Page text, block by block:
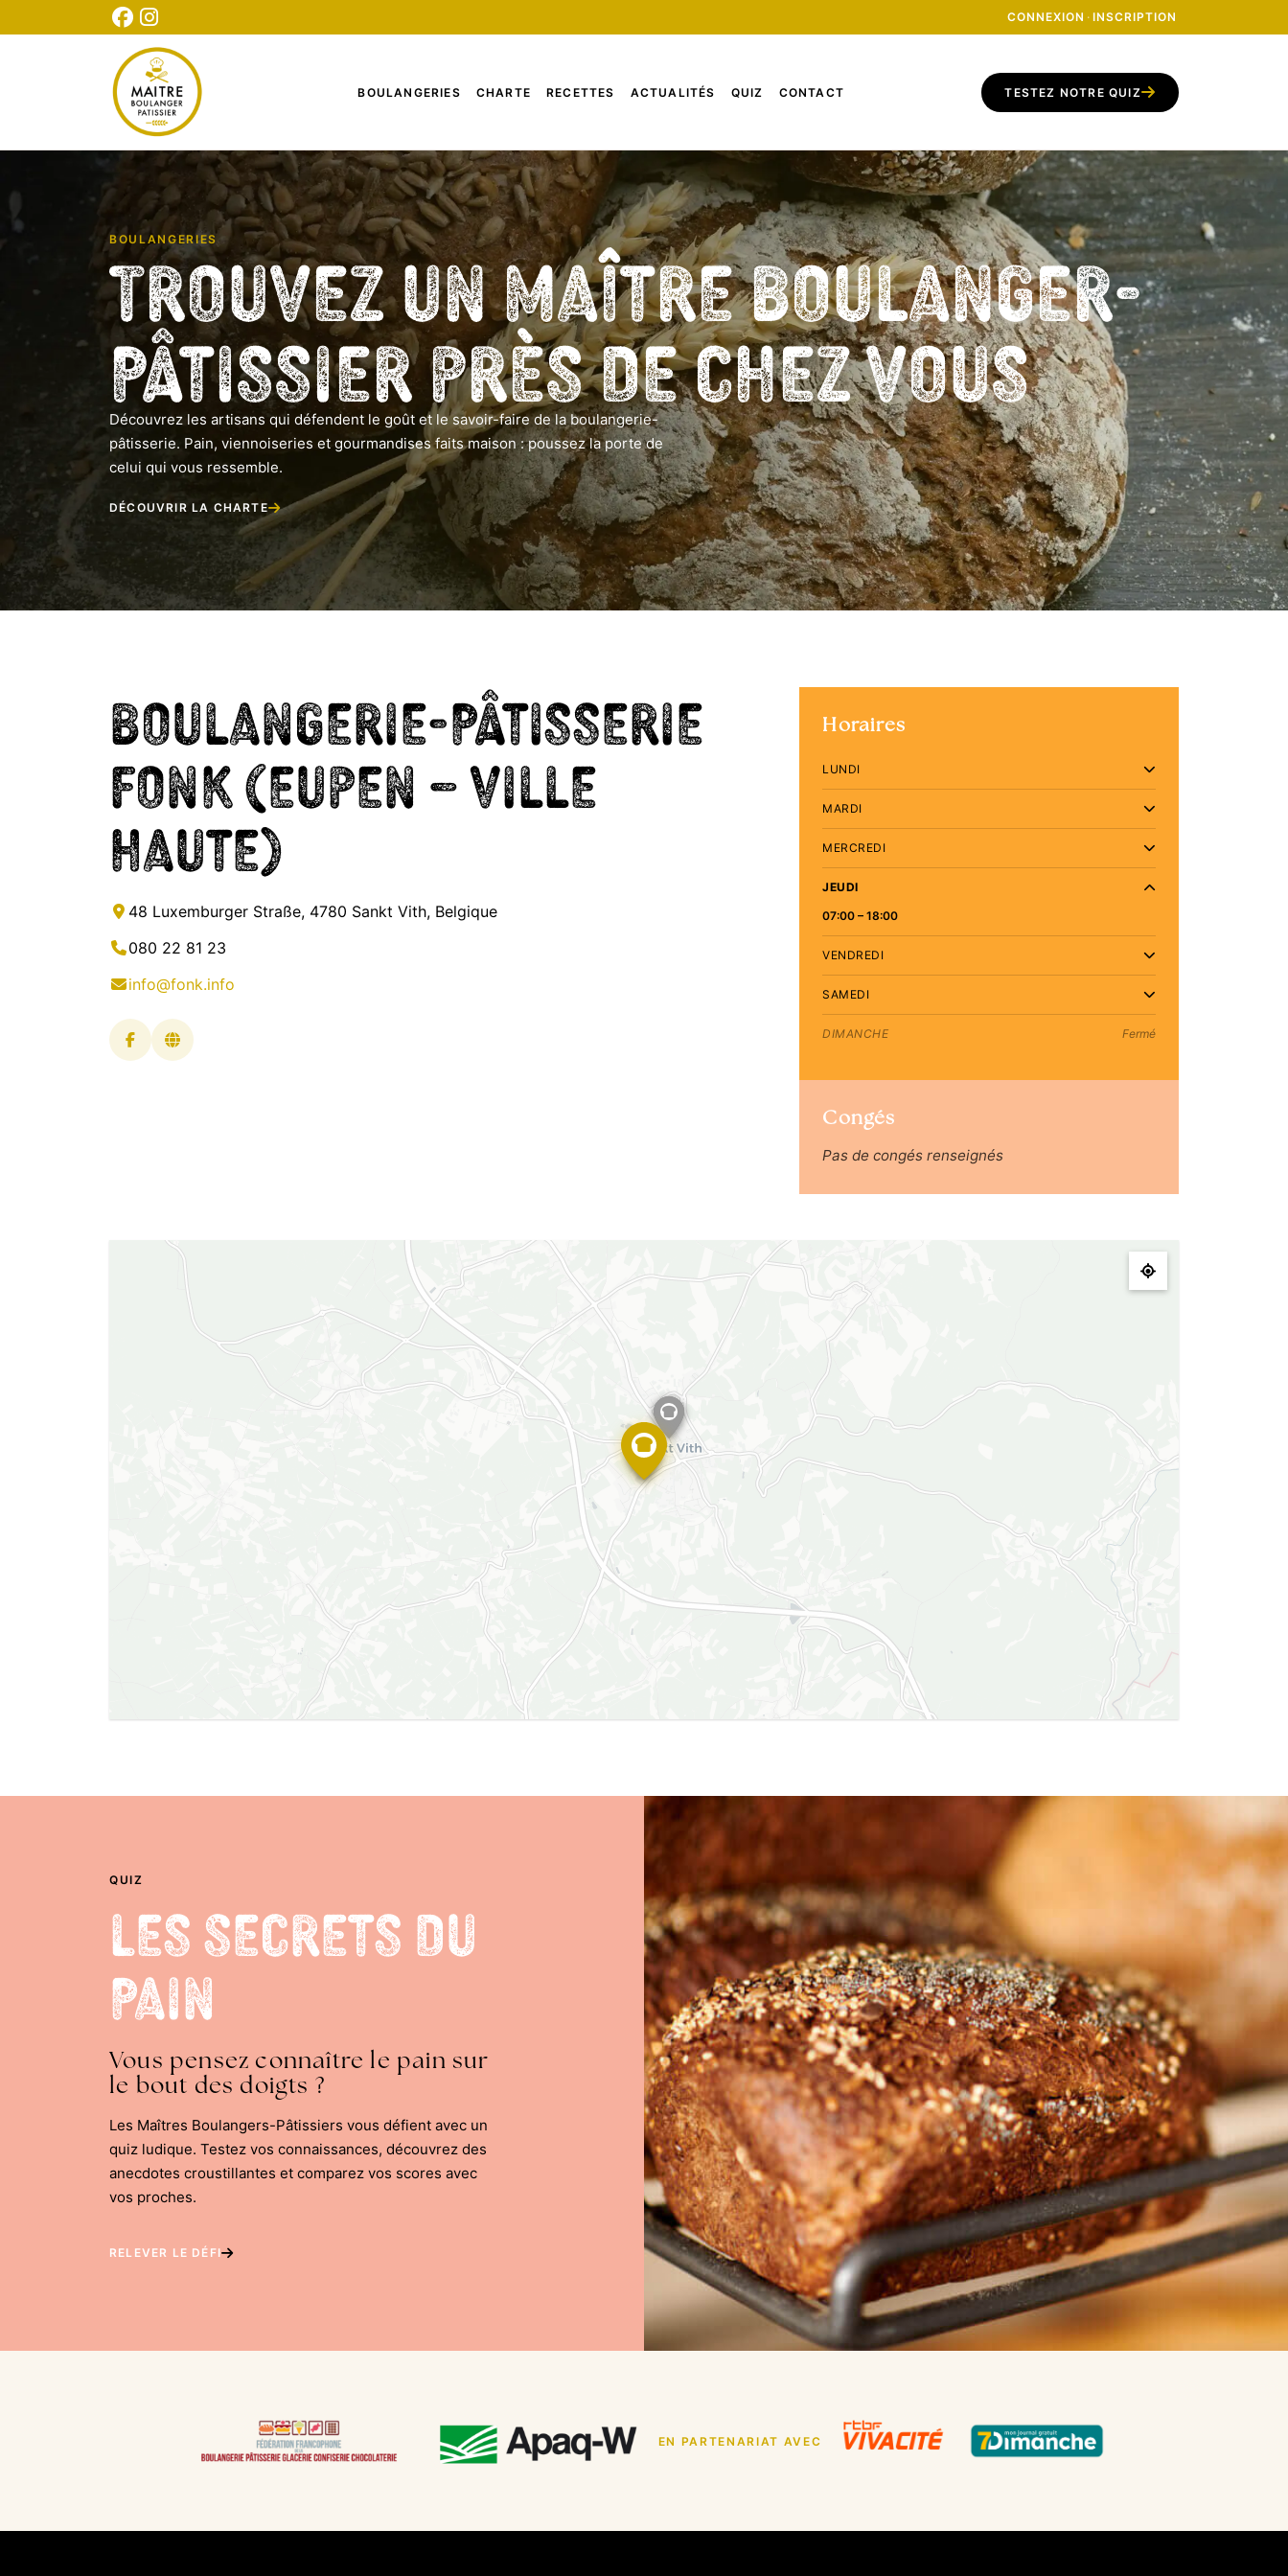
CONNEXION · INSCRIPTION
BOULANGERIES CHARTE RECETTES ACTUALITÉS QUIZ CONTACT TESTEZ NOTRE QUIZ
INSCRIPTION
TESTEZ NOTRE QUIZ
BOULANGERIES
Trouvez un Maître Boulanger-
Pâtissier près de chez vous
Découvrez les artisans qui défendent le goût et le savoir-faire de la boulangerie-
pâtisserie. Pain, viennoiseries et gourmandises faits maison : poussez la porte de
celui qui vous ressemble.
DÉCOUVRIR LA CHARTE
Boulangerie-Pâtisserie
Fonk (Eupen – Ville
haute)
48 Luxemburger Straße, 4780 Sankt Vith, Belgique
080 22 81 23
info@fonk.info
Horaires
LUNDI
MARDI
MERCREDI
JEUDI
07:00 – 18:00
VENDREDI
SAMEDI
DIMANCHE Fermé
Congés
Pas de congés renseignés
QUIZ
Les Secrets du
Pain
Vous pensez connaître le pain sur
le bout des doigts ?
Les Maîtres Boulangers-Pâtissiers vous défient avec un
quiz ludique. Testez vos connaissances, découvrez des
anecdotes croustillantes et comparez vos scores avec
vos proches.
RELEVER LE DÉFI
EN PARTENARIAT AVEC